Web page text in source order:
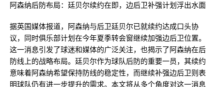
阿森纳后防布局：廷贝尔续约在即，边后卫补强计划浮出水面
据英国媒体报道，阿森纳与后卫廷贝尔已就续约达成口头协
议，同时俱乐部计划在今年夏季转会窗继续加强边后卫位置。
这一消息引发了球迷和媒体的广泛关注，也揭示了阿森纳在后
防线上的战略布局。廷贝尔作为球队后防的重要一员，其续约
意味着阿森纳希望保持防线的稳定性，而继续补强边后卫则表
明球队仍有进一步提升的需求。本文将从多个角度对这一消息